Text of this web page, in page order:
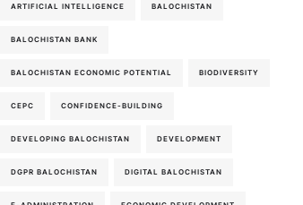
ARTIFICIAL INTELLIGENCE BALOCHISTAN
BALOCHISTAN BANK
BALOCHISTAN ECONOMIC POTENTIAL BIODIVERSITY
CEPC CONFIDENCE-BUILDING
DEVELOPING BALOCHISTAN DEVELOPMENT
DGPR BALOCHISTAN DIGITAL BALOCHISTAN